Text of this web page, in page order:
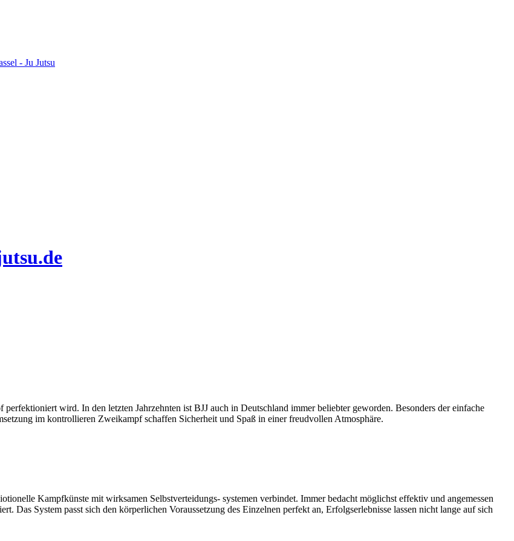
- Ju Jutsu
wird. In den letzten Jahrzehnten ist BJJ auch in Deutschland immer beliebter geworden. Besonders der einfache
im kontrollieren Zweikampf schaffen Sicherheit und Spaß in einer freudvollen Atmosphäre.
Kampfkünste mit wirksamen Selbstverteidungs- systemen verbindet. Immer bedacht möglichst effektiv und angemessen
Das System passt sich den körperlichen Voraussetzung des Einzelnen perfekt an, Erfolgserlebnisse lassen nicht lange auf sich